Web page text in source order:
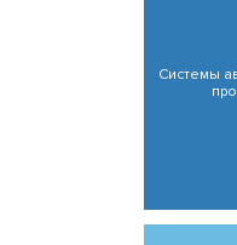
Системы